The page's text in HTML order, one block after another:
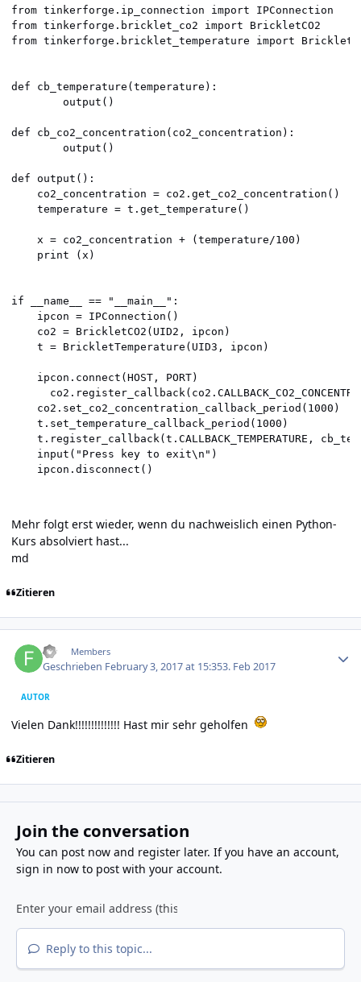
from tinkerforge.ip_connection import IPConnection
from tinkerforge.bricklet_co2 import BrickletCO2
from tinkerforge.bricklet_temperature import
def cb_temperature(temperature):
output()
def cb_co2_concentration(co2_concentration):
output()
def output():
co2_concentration = co2.get_co2_concentration()
temperature = t.get_temperature()
x = co2_concentration + (temperature/100)
print (x)
if __name__ == "__main__":
ipcon = IPConnection()
co2 = BrickletCO2(UID2, ipcon)
t = BrickletTemperature(UID3, ipcon)
ipcon.connect(HOST, PORT)
co2.set_co2_concentration_callback_period(1000)
t.set_temperature_callback_period(1000)
t.register_callback(t.CALLBACK_TEMPERATURE,
input("Press key to exit\n")
ipcon.disconnect()
Mehr folgt erst wieder, wenn du nachweislich einen Python-
Kurs absolviert hast...
md
Zitieren
FD Members
Geschrieben February 3, 2017 at 15:353. Feb 2017
AUTOR
Vielen Dank!!!!!!!!!!!!!! Hast mir sehr geholfen
Zitieren
Join the conversation
You can post now and register later. If you have an account,
sign in nowto post with your account.
Reply to this topic...